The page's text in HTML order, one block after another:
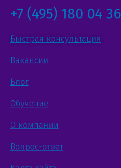
+7 (495) 180 04 36
Быстрая консультация
Вакансии
Блог
Обучение
О компании
Вопрос-ответ